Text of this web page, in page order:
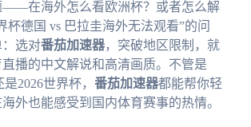
——在海外怎么看欧洲杯？或者怎么解
杯德国 vs 巴拉圭海外无法观看”的问
选对番茄加速器，突破地区限制，就
播的中文解说和高清画质。不管是
2026世界杯， 番茄加速器都能帮你轻
外也能感受到国内体育赛事的热情。